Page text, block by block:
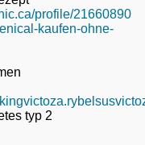
profile/21660890
kaufen-ohne-
typ 2